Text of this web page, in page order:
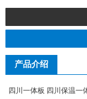
产品介绍
四川一体板 四川保温一